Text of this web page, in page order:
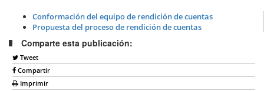
Conformación del equipo de rendición de cuentas
Propuesta del proceso de rendición de cuentas
Comparte esta publicación:
Tweet
Compartir
Imprimir